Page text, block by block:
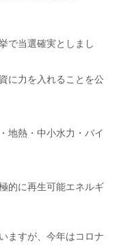
で当選確実としまし
に力を入れることを公
地熱・中小水力・バイ
的に再生可能エネルギ
ますが、今年はコロナ